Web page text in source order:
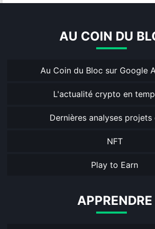
AU COIN DU
Au Coin du Bloc sur Google
L'actualité crypto en
Dernières analyses
NFT
Play to Earn
APPRENDRE